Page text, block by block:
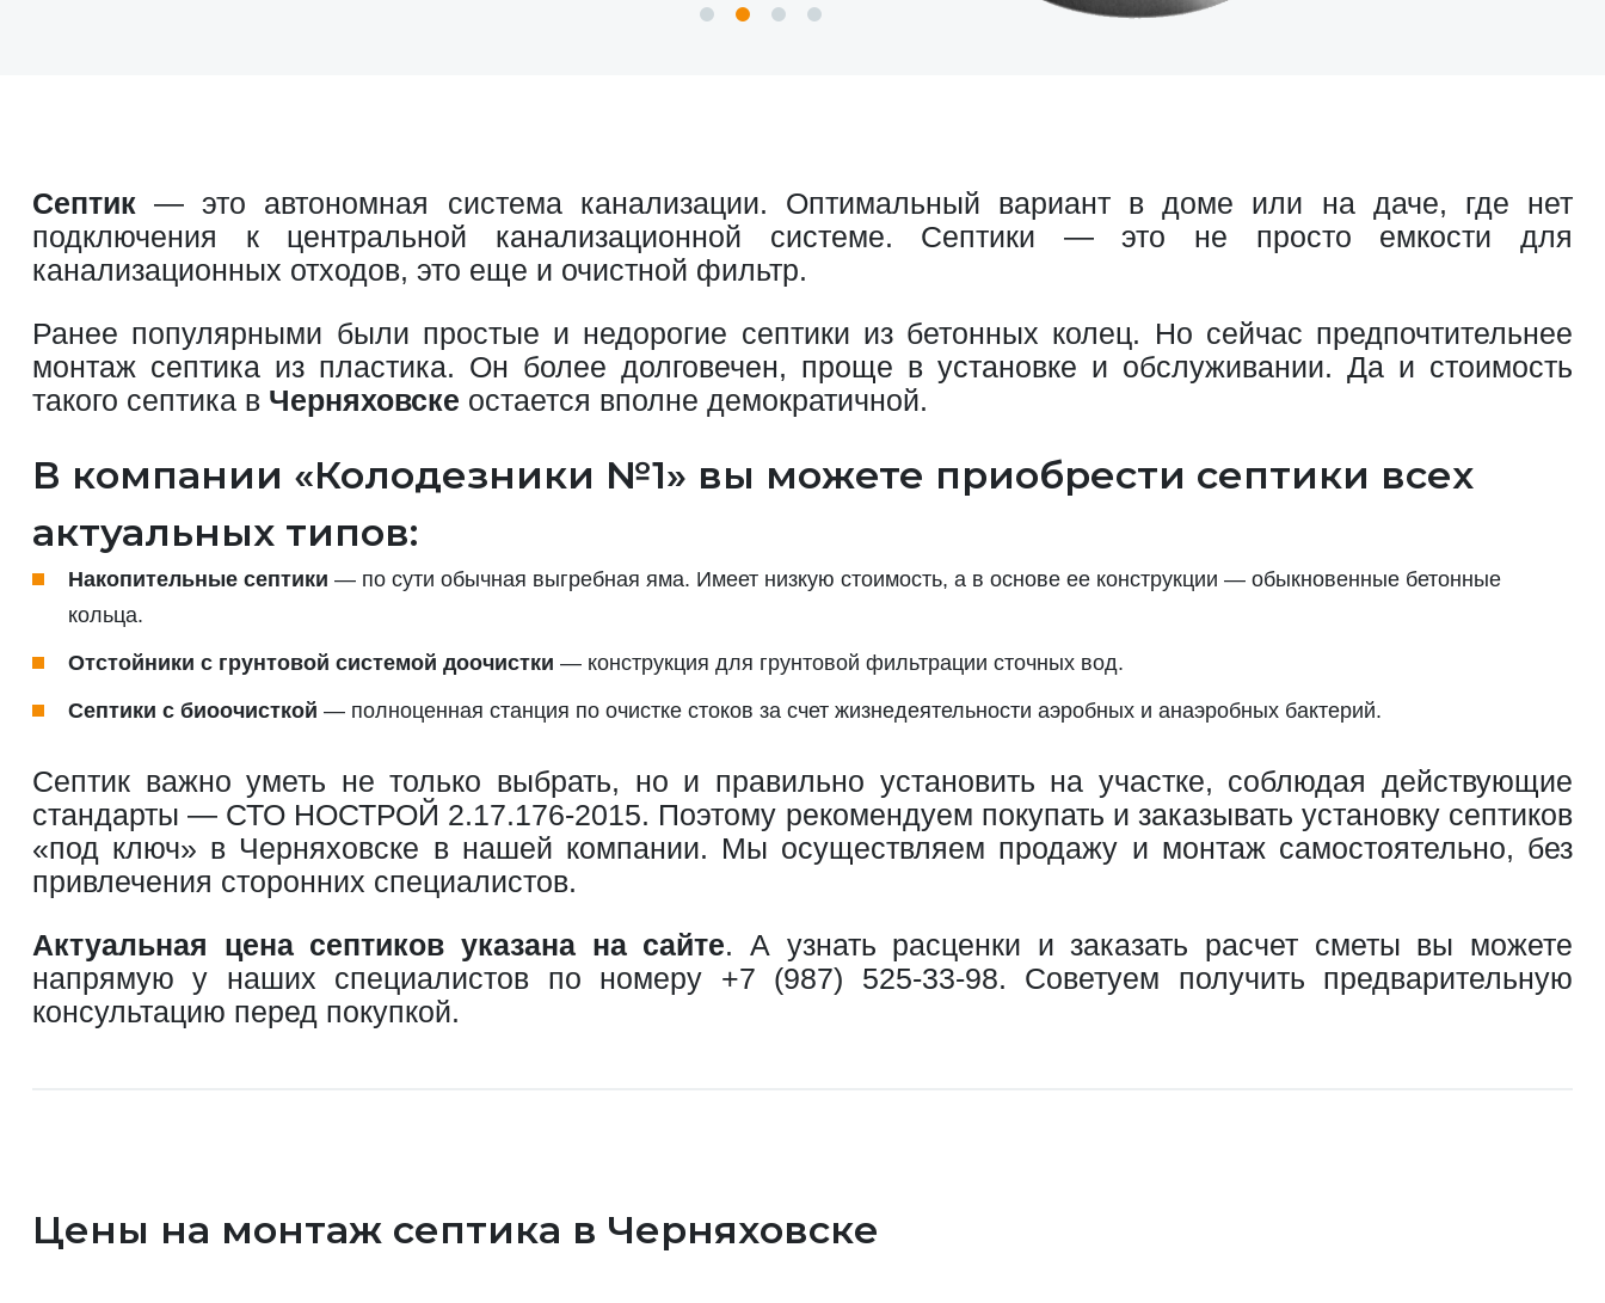
Септик — это автономная система канализации. Оптимальный вариант в доме или на даче, где нет
подключения к центральной канализационной системе. Септики — это не просто емкости для
канализационных отходов, это еще и очистной фильтр.
Ранее популярными были простые и недорогие септики из бетонных колец. Но сейчас предпочтительнее
монтаж септика из пластика. Он более долговечен, проще в установке и обслуживании. Да и стоимость
такого септика в Черняховске остается вполне демократичной.
В компании «Колодезники №1» вы можете приобрести септики всех
актуальных типов:
Накопительные септики — по сути обычная выгребная яма. Имеет низкую стоимость, а в основе ее конструкции — обыкновенные бетонные
кольца.
Отстойники с грунтовой системой доочистки — конструкция для грунтовой фильтрации сточных вод.
Септики с биоочисткой — полноценная станция по очистке стоков за счет жизнедеятельности аэробных и анаэробных бактерий.
Септик важно уметь не только выбрать, но и правильно установить на участке, соблюдая действующие
стандарты — СТО НОСТРОЙ 2.17.176-2015. Поэтому рекомендуем покупать и заказывать установку септиков
«под ключ» в Черняховске в нашей компании. Мы осуществляем продажу и монтаж самостоятельно, без
привлечения сторонних специалистов.
Актуальная цена септиков указана на сайте. А узнать расценки и заказать расчет сметы вы можете
напрямую у наших специалистов по номеру +7 (987) 525-33-98. Советуем получить предварительную
консультацию перед покупкой.
Цены на монтаж септика в Черняховске